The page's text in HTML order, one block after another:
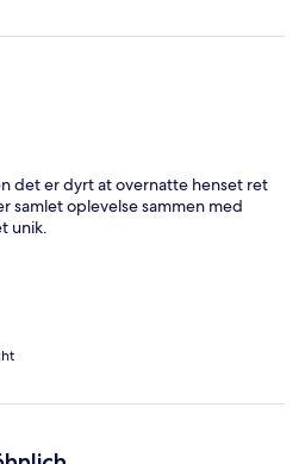
det er dyrt at overnatte henset ret
samlet oplevelse sammen med
unik.